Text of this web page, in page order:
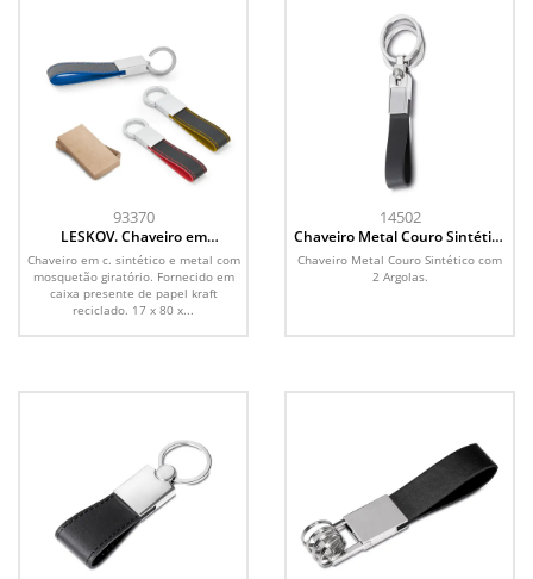
93370
LESKOV. Chaveiro em
c.sintético e metal
Chaveiro em c. sintético e metal com
mosquetão giratório. Fornecido em
caixa presente de papel kraft
reciclado. 17 x 80 x...
14502
Chaveiro Metal Couro Sintético
com 2 Argolas
Chaveiro Metal Couro Sintético com
2 Argolas.